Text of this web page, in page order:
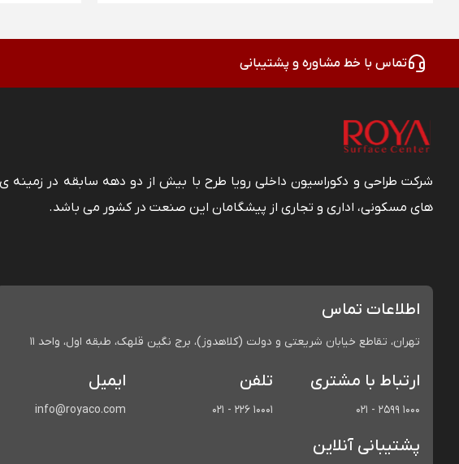
تماس با خط مشاوره و پشتیبانی
شرکت طراحی و دکوراسیون داخلی رویا طرح با بیش از دو دهه سابقه در
های مسکونی، اداری و تجاری از پیشگامان این صنعت در کشور می باشد.
اطلاعات تماس
تهران، تقاطع خیابان شریعتی و دولت (کلاهدوز)، برج نگین قلهک، طبقه اول، واحد 11
ارتباط با مشتری
021 - 2599 1000
تلفن
021 - 226 10001
ایمیل
info@royaco.com
پشتیبانی آنلاین